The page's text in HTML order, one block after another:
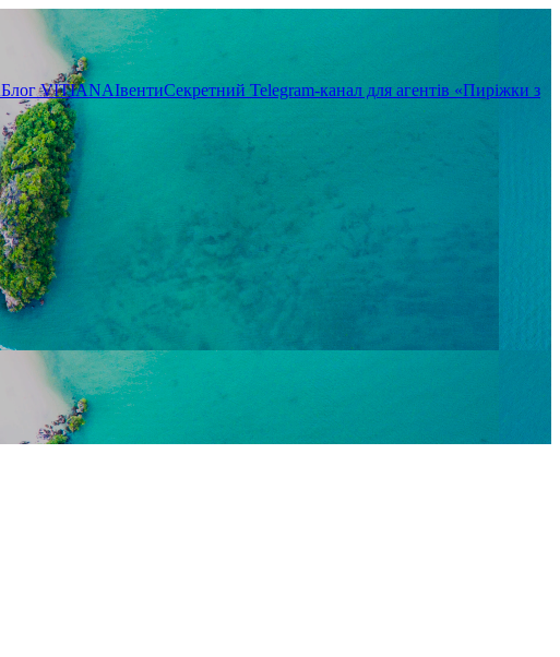
Блог VITIANAІвентиСекретний Telegram-канал для агентів «Пиріжки з